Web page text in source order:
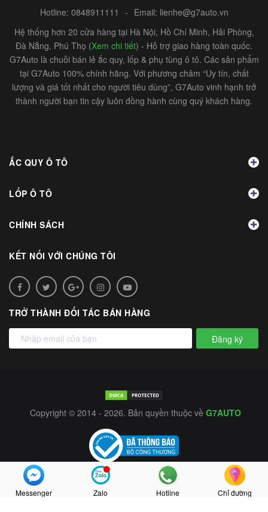
Hotline: 0848911111 - Email: lienhe@g7auto.vn
Hệ thống hơn 20 cửa hàng tại Hà Nội, Hồ Chí Minh, Hải Phòng,
Đà Nẵng, Phú Thọ (Xem chi tiết) - Hỗ trợ giao hàng toàn quốc.
G7Auto là chuỗi bán lẻ ắc quy, lốp & phụ tùng ô tô. Các sản phẩm
tại G7Auto 100% chính hãng. Với phương châm “Uy tín, chất
lượng và giá tốt nhất cho người tiêu dùng”, G7Auto vinh hạnh trở
thành người bạn tin cậy luôn đồng hành cùng quý khách hàng.
ẮC QUY Ô TÔ
LỐP Ô TÔ
CHÍNH SÁCH
KẾT NỐI VỚI CHÚNG TÔI
TRỞ THÀNH ĐỐI TÁC BÁN HÀNG
Đăng ký
Copyright © 2014 - 2026. Bản quyền thuộc về G7AUTO
Messenger Zalo Hotline Chỉ đường